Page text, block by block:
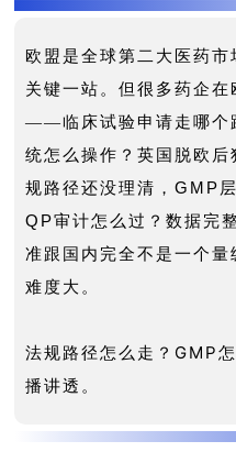
欧盟是全球第二大医药
关键一站。但很多药企
——临床试验申请走哪个
统怎么操作？英国脱欧
规路径还没理清，GMP
QP审计怎么过？数据完
准跟国内完全不是一个量
难度大。
法规路径怎么走？ GMP
播讲透。